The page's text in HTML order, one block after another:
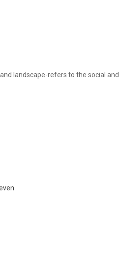
landscape-refers to the social and